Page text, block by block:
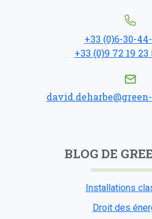
+33 (0)6-30-
+33 (0)9 72 19
BLOG DE
Installations
Droit des